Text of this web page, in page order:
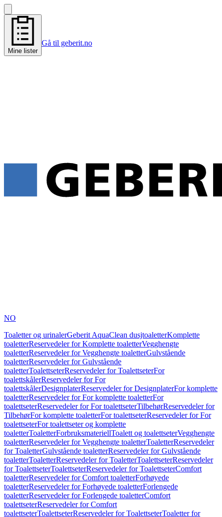
Mine lister
Gå til geberit.no
NO
Toaletter og urinalerGeberit AquaClean dusjtoaletterKomplette
toaletterReservedeler for Komplette toaletterVegghengte
toaletterReservedeler for Vegghengte toaletterGulvstående
toaletterReservedeler for Gulvstående
toaletterToalettseterReservedeler for ToalettseterFor
toalettskålerReservedeler for For
toalettskålerDesignplaterReservedeler for DesignplaterFor komplette
toaletterReservedeler for For komplette toaletterFor
toalettseterReservedeler for For toalettseterTilbehørReservedeler for
TilbehørFor komplette toaletterFor toalettseterReservedeler for For
toalettseterFor toalettseter og komplette
toaletterToaletterForbruksmateriellToalett og toalettseterVegghengte
toaletterReservedeler for Vegghengte toaletterToaletterReservedeler
for ToaletterGulvstående toaletterReservedeler for Gulvstående
toaletterToaletterReservedeler for ToaletterToalettseterReservedeler
for ToalettseterToalettseterReservedeler for ToalettseterComfort
toaletterReservedeler for Comfort toaletterForhøyede
toaletterReservedeler for Forhøyede toaletterForlengede
toaletterReservedeler for Forlengede toaletterComfort
toalettseterReservedeler for Comfort
toalettseterToalettseterReservedeler for ToalettseterToaletter for